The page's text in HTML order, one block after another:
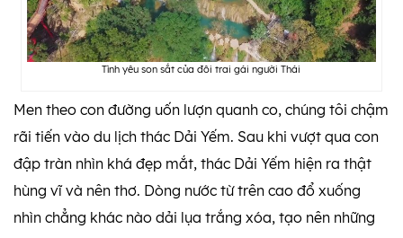
Tình yêu son sắt của đôi trai gái người Thái
Men theo con đường uốn lượn quanh co, chúng tôi chậm
rãi tiến vào du lịch thác Dải Yếm. Sau khi vượt qua con
đập tràn nhìn khá đẹp mắt, thác Dải Yếm hiện ra thật
hùng vĩ và nên thơ. Dòng nước từ trên cao đổ xuống
nhìn chẳng khác nào dải lụa trắng xóa, tạo nên những